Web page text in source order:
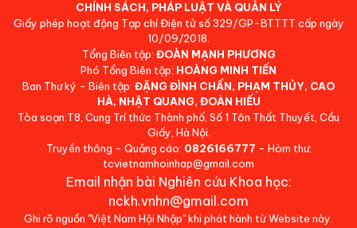
CHÍNH SÁCH, PHÁP LUẬT VÀ QUẢN LÝ
Giấy phép hoạt động Tạp chí Điện tử số 329/GP-BTTTT cấp ngày
10/09/2018.
Tổng Biên tập: ĐOÀN MẠNH PHƯƠNG
Phó Tổng Biên tập: HOÀNG MINH TIẾN
Ban Thư ký - Biên tập: ĐẶNG ĐÌNH CHẤN, PHẠM THỦY, CAO
HÀ, NHẬT QUANG, ĐOÀN HIẾU
Tòa soạn:T8, Cung Trí thức Thành phố, Số 1 Tôn Thất Thuyết, Cầu
Giấy, Hà Nội.
Truyền thông - Quảng cáo: 0826166777 - Hòm thư:
tcvietnamhoinhap@gmail.com
Email nhận bài Nghiên cứu Khoa học:
nckh.vnhn@gmail.com
Ghi rõ nguồn "Việt Nam Hội Nhập" khi phát hành từ Website này.